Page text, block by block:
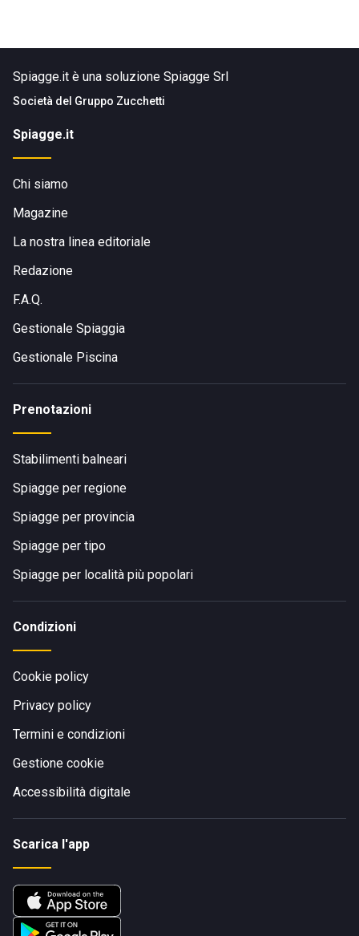
Spiagge.it è una soluzione Spiagge Srl
Società del Gruppo Zucchetti
Spiagge.it
Chi siamo
Magazine
La nostra linea editoriale
Redazione
F.A.Q.
Gestionale Spiaggia
Gestionale Piscina
Prenotazioni
Stabilimenti balneari
Spiagge per regione
Spiagge per provincia
Spiagge per tipo
Spiagge per località più popolari
Condizioni
Cookie policy
Privacy policy
Termini e condizioni
Gestione cookie
Accessibilità digitale
Scarica l'app